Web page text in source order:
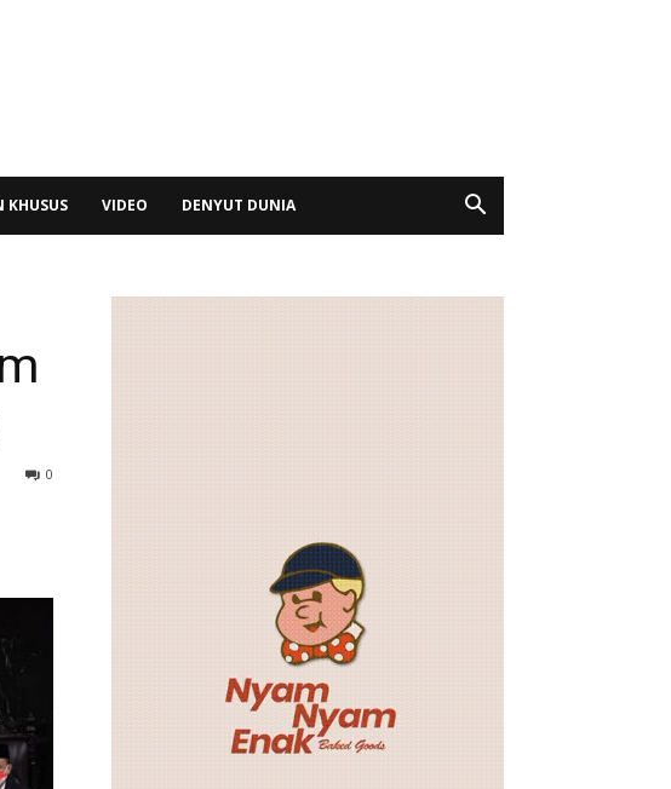
KHUSUS VIDEO DENYUT DUNIA
0